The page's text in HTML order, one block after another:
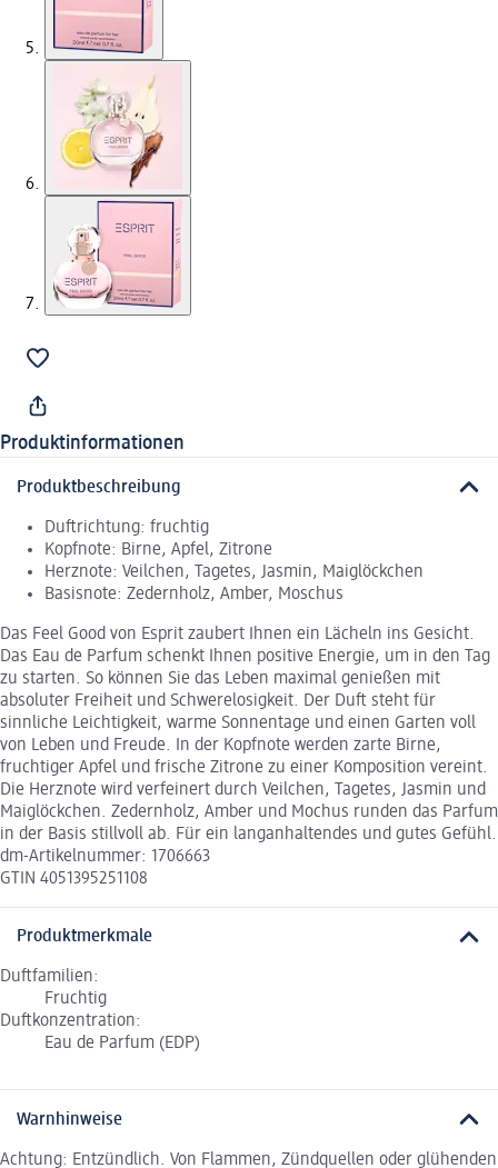
Produktinformationen
Produktbeschreibung
Duftrichtung: fruchtig
Kopfnote: Birne, Apfel, Zitrone
Herznote: Veilchen, Tagetes, Jasmin, Maiglöckchen
Basisnote: Zedernholz, Amber, Moschus
Das Feel Good von Esprit zaubert Ihnen ein Lächeln ins Gesicht.
Das Eau de Parfum schenkt Ihnen positive Energie, um in den Tag
zu starten. So können Sie das Leben maximal genießen mit
absoluter Freiheit und Schwerelosigkeit. Der Duft steht für
sinnliche Leichtigkeit, warme Sonnentage und einen Garten voll
von Leben und Freude. In der Kopfnote werden zarte Birne,
fruchtiger Apfel und frische Zitrone zu einer Komposition vereint.
Die Herznote wird verfeinert durch Veilchen, Tagetes, Jasmin und
Maiglöckchen. Zedernholz, Amber und Mochus runden das Parfum
in der Basis stillvoll ab. Für ein langanhaltendes und gutes Gefühl.
dm-Artikelnummer: 1706663
GTIN 4051395251108
Produktmerkmale
Duftfamilien:
Fruchtig
Duftkonzentration:
Eau de Parfum (EDP)
Warnhinweise
Achtung: Entzündlich. Von Flammen, Zündquellen oder glühenden